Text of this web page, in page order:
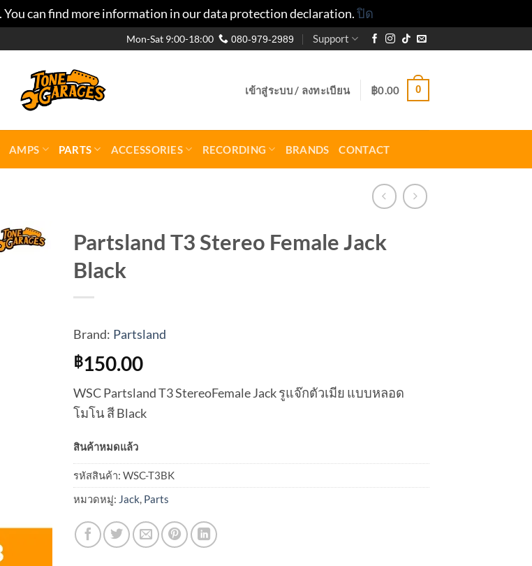
can find more information in our data protection declaration.ปิด
Mon-Sat 9:00-18:00 080-979-2989 Support
เข้าสู่ระบบ / ลงทะเบียน ฿0.00 0
AMPS PARTS ACCESSORIES RECORDING BRANDS CONTACT
Partsland T3 Stereo Female Jack
Black
Brand: Partsland
฿150.00
WSC Partsland T3 StereoFemale Jack รูแจ๊กตัวเมีย แบบหลอด
โมโน สี Black
สินค้าหมดแล้ว
รหัสสินค้า: WSC-T3BK
หมวดหมู่: Jack, Parts